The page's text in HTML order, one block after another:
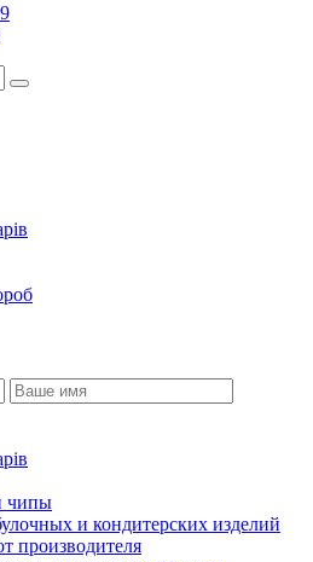
чипы
и кондитерских изделий
производителя